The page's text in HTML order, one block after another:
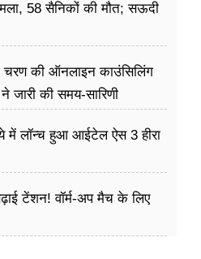
58 सैनिकों की मौत; सऊदी
की ऑनलाइन काउंसिलिंग
की समय-सारिणी
लॉन्च हुआ आईटेल ऐस 3 हीरा
टेंशन! वॉर्म-अप मैच के लिए